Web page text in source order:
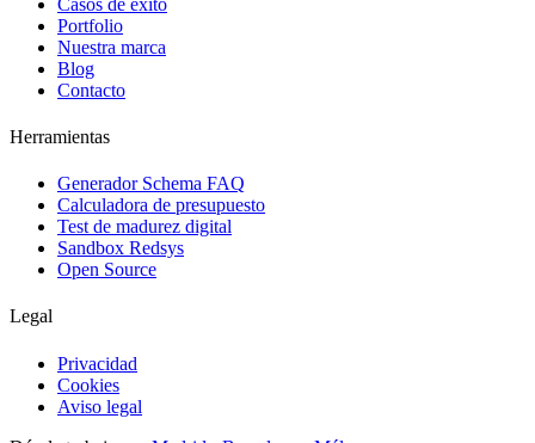
Portfolio
Nuestra marca
Blog
Contacto
Herramientas
Generador Schema FAQ
Calculadora de presupuesto
Test de madurez digital
Sandbox Redsys
Open Source
Legal
Privacidad
Cookies
Aviso legal